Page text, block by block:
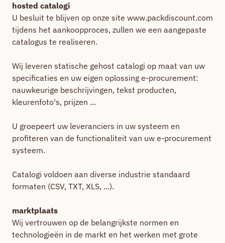
hosted catalogi
U besluit te blijven op onze site www.packdiscount.com
tijdens het aankoopproces, zullen we een aangepaste
catalogus te realiseren.
Wij leveren statische gehost catalogi op maat van uw
specificaties en uw eigen oplossing e-procurement:
nauwkeurige beschrijvingen, tekst producten,
kleurenfoto's, prijzen ...
U groepeert uw leveranciers in uw systeem en
profiteren van de functionaliteit van uw e-procurement
systeem.
Catalogi voldoen aan diverse industrie standaard
formaten (CSV, TXT, XLS, ...).
marktplaats
Wij vertrouwen op de belangrijkste normen en
technologieën in de markt en het werken met grote